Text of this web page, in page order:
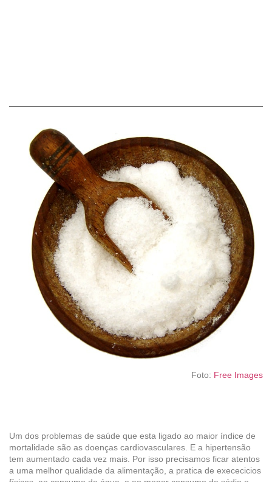
Foto: Free Images
Um dos problemas de saúde que esta ligado ao maior índice de
mortalidade são as doenças cardiovasculares. E a hipertensão
tem aumentado cada vez mais. Por isso precisamos ficar atentos
a uma melhor qualidade da alimentação, a pratica de exececicios